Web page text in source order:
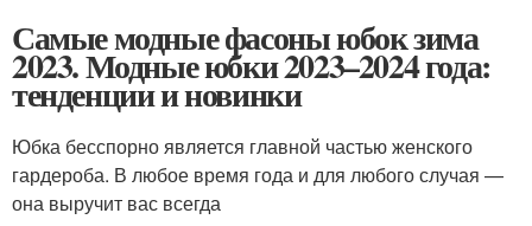
Самые модные фасоны юбок зима
2023. Модные юбки 2023–2024 года:
тенденции и новинки
Юбка бесспорно является главной частью женского
гардероба. В любое время года и для любого случая —
она выручит вас всегда